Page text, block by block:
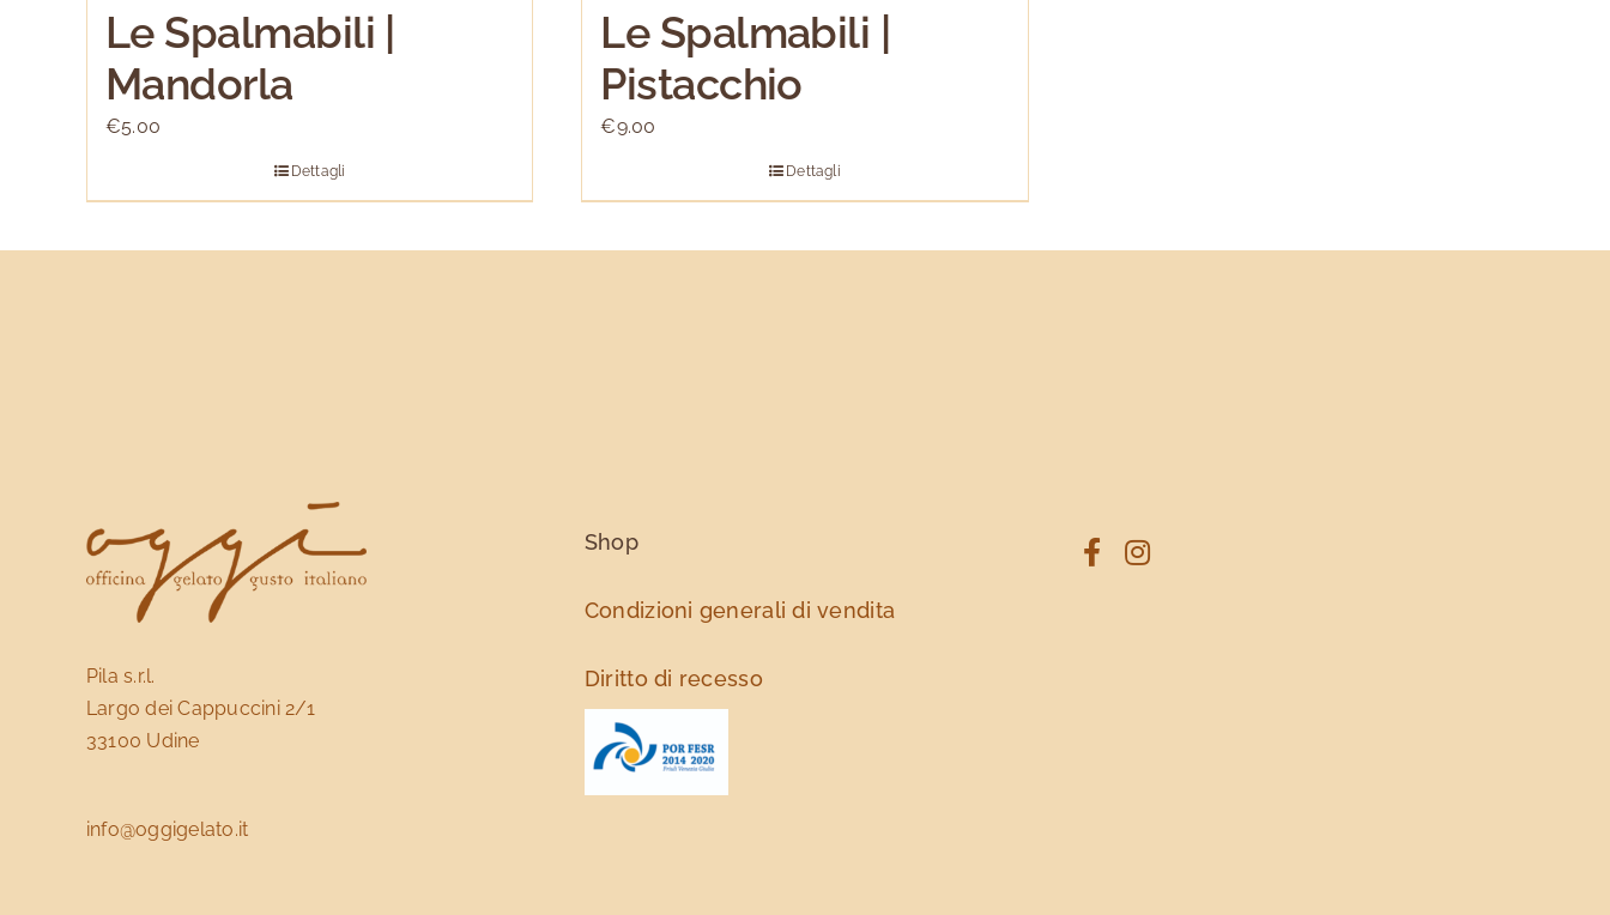
Le Spalmabili |
Mandorla
€5.00
Dettagli
Le Spalmabili |
Pistacchio
€9.00
Dettagli
Pila s.r.l.
Largo dei Cappuccini 2/1
33100 Udine
info@oggigelato.it
Shop
Condizioni generali di vendita
Diritto di recesso